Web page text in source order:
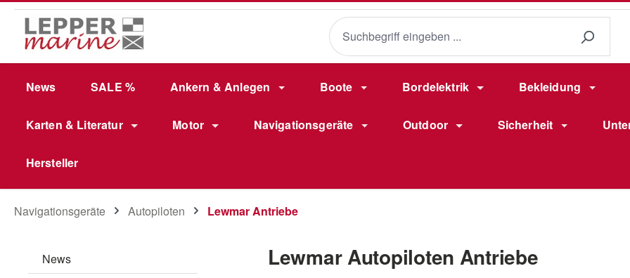
Hauptinhalt springen
Zur Suche springen
Zur Hauptnavigation springen
News SALE % Ankern & Anlegen Boote Bordelektrik Bekleidung
Karten & Literatur Motor Navigationsgeräte Outdoor Sicherheit
Hersteller
Navigationsgeräte Autopiloten Lewmar Antriebe
News
Lewmar Autopiloten Antriebe